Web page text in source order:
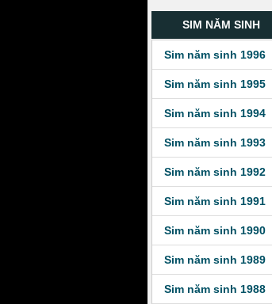
SIM NĂM SINH
Sim năm sinh 1996
Sim năm sinh 1995
Sim năm sinh 1994
Sim năm sinh 1993
Sim năm sinh 1992
Sim năm sinh 1991
Sim năm sinh 1990
Sim năm sinh 1989
Sim năm sinh 1988